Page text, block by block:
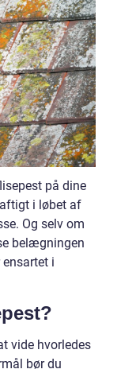
på dine
i løbet af
Og selv om
belægningen
i
vide hvorledes
bør du